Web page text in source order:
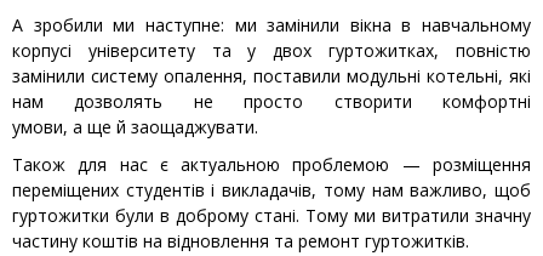
А зробили ми наступне: ми замінили вікна в навчальному
корпусі університету та у двох гуртожитках, повністю
замінили систему опалення, поставили модульні котельні, які
нам дозволять не просто створити комфортні
умови, а ще й заощаджувати.
Також для нас є актуальною проблемою — розміщення
переміщених студентів і викладачів, тому нам важливо, щоб
гуртожитки були в доброму стані. Тому ми витратили значну
частину коштів на відновлення та ремонт гуртожитків.